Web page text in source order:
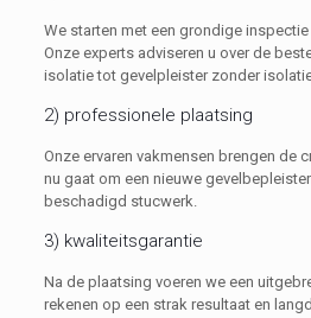
We starten met een grondige
Onze experts adviseren u over de
isolatie tot gevelpleister zonder
2) professionele plaatsing
Onze ervaren vakmensen brengen de
nu gaat om een nieuwe
beschadigd stucwerk.
3) kwaliteitsgarantie
Na de plaatsing voeren we een
rekenen op een strak resultaat en